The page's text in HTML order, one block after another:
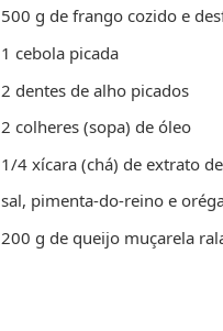
500 g de frango cozido e
1 cebola picada
2 dentes de alho picados
2 colheres (sopa) de óleo
1/4 xícara (chá) de extrato
sal, pimenta-do-reino e
200 g de queijo muçarela